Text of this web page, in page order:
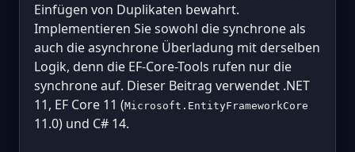
Einfügen von Duplikaten bewahrt.
Implementieren Sie sowohl die synchrone als
auch die asynchrone Überladung mit derselben
Logik, denn die EF-Core-Tools rufen nur die
synchrone auf. Dieser Beitrag verwendet .NET
11, EF Core 11 (Microsoft.EntityFrameworkCore
11.0) und C# 14.